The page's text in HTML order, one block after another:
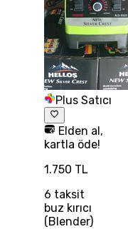
Plus Satıcı
Elden al,
kartla öde!
1.750 TL
6 taksit
buz kırıcı
(Blender)